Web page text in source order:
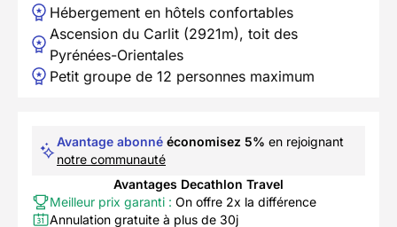
Hébergement en hôtels confortables
Ascension du Carlit (2921m), toit des
Pyrénées-Orientales
Petit groupe de 12 personnes maximum
Avantage abonné économisez 5% en rejoignant
notre communauté
Avantages Decathlon Travel
Meilleur prix garanti : On offre 2x la différence
Annulation gratuite à plus de 30j